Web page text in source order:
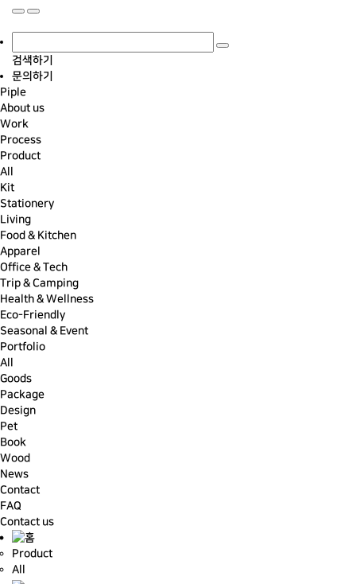
검색하기
문의하기
Piple
About us
Work
Process
Product
All
Kit
Stationery
Living
Food & Kitchen
Apparel
Office & Tech
Trip & Camping
Health & Wellness
Eco-Friendly
Seasonal & Event
Portfolio
All
Goods
Package
Design
Pet
Book
Wood
News
Contact
FAQ
Contact us
Product
All